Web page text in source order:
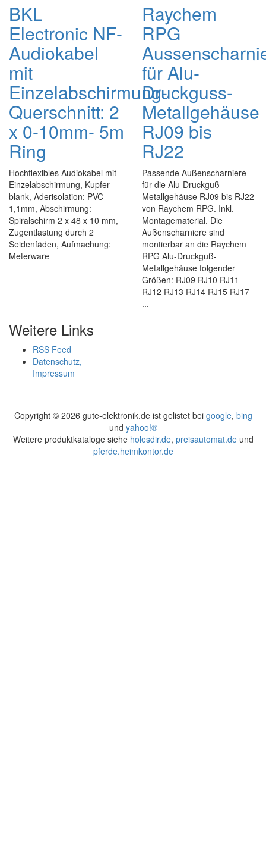
BKL
Electronic NF-
Audiokabel
mit
Einzelabschirmung-
Querschnitt: 2
x 0-10mm- 5m
Ring
Hochflexibles Audiokabel mit
Einzelabschirmung, Kupfer
blank, Aderisolation: PVC
1,1mm, Abschirmung:
Spiralschirm 2 x 48 x 10 mm,
Zugentlastung durch 2
Seidenfäden, Aufmachung:
Meterware
Raychem
RPG
für Alu-
Druckguss-
Metallgehäuse
RJ09 bis
RJ22
Passende Außenscharniere
für die Alu-Druckguß-
Metallgehäuse RJ09 bis RJ22
von Raychem RPG. Inkl.
Montagematerial. Die
Außenscharniere sind
montierbar an die Raychem
RPG Alu-Druckguß-
Metallgehäuse folgender
Größen: RJ09 RJ10 RJ11
RJ12 RJ13 RJ14 RJ15 RJ17
...
Weitere Links
RSS Feed
Datenschutz,
Impressum
Copyright © 2026 gute-elektronik.de ist gelistet bei google, bing
und yahoo!®
Weitere produktkataloge siehe holesdir.de, preisautomat.deund
pferde.heimkontor.de